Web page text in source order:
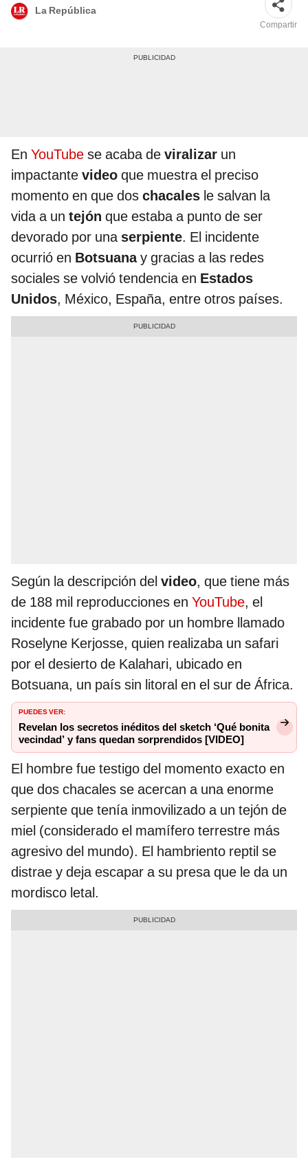
La República
Compartir
En YouTube se acaba de viralizar un
impactante video que muestra el preciso
momento en que dos chacales le salvan la
vida a un tejón que estaba a punto de ser
devorado por una serpiente. El incidente
ocurrió en Botsuanay gracias a las redes
sociales se volvió tendencia en Estados
Unidos, México, España, entre otros países.
Según la descripción del video, que tiene más
de 188 mil reproducciones en YouTube, el
incidente fue grabado por un hombre llamado
Roselyne Kerjosse, quien realizaba un safari
por el desierto de Kalahari, ubicado en
Botsuana, un país sin litoral en el sur de África.
PUEDES VER:
Revelan los secretos inéditos del sketch ‘Qué bonita
vecindad’ y fans quedan sorprendidos [VIDEO]
El hombre fue testigo del momento exacto en
que dos chacales se acercan a una enorme
serpiente que tenía inmovilizado a un tejón de
miel (considerado el mamífero terrestre más
agresivo del mundo). El hambriento reptil se
distrae y deja escapar a su presa que le da un
mordisco letal.